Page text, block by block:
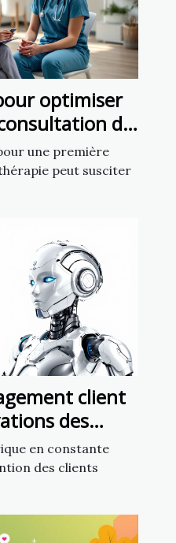
optimiser
de
une première
peut susciter
client
des
en constante
des clients